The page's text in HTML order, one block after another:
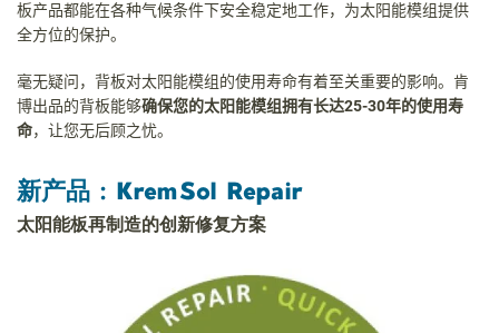
板产品都能在各种气候条件下安全稳定地工作，为太阳能模组提供
全方位的保护。
毫无疑问，背板对太阳能模组的使用寿命有着至关重要的影响。肯
博出品的背板能够确保您的太阳能模组拥有长达25-30年的使用寿
命，让您无后顾之忧。
新产品 : KremSol Repair
太阳能板再制造的创新修复方案